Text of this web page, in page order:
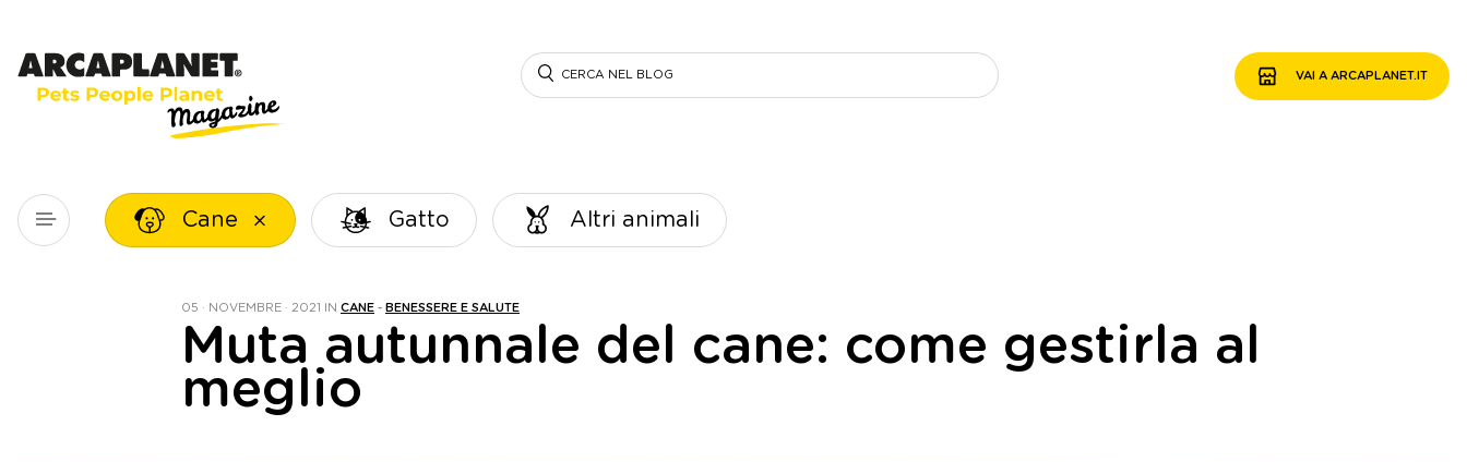
Search
VAI A ARCAPLANET.IT
Cane Gatto Altri animali
05 · NOVEMBRE · 2021 IN CANE - BENESSERE E SALUTE
Muta autunnale del cane: come gestirla al
meglio